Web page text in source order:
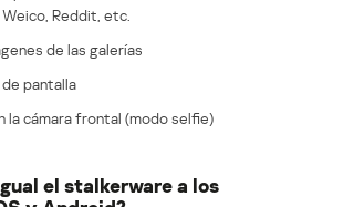
Weico, Reddit, etc.
de las galerías
pantalla
la cámara frontal (modo selfie)
el stalkerware a los